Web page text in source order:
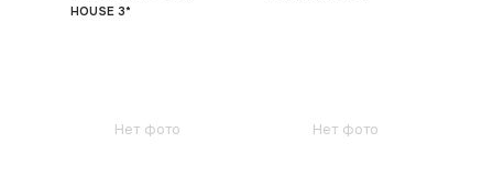
HOUSE 3*
Нет фото Нет фото